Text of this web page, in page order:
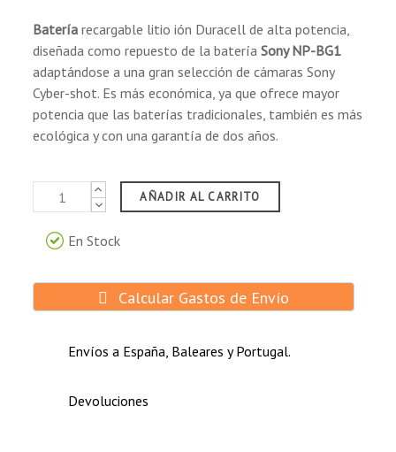
Batería recargable litio ión Duracell de alta potencia,
diseñada como repuesto de la bateríaSony NP-BG1
adaptándose a una gran selección de cámaras Sony
Cyber-shot. Es más económica, ya que ofrece mayor
potencia que las baterías tradicionales, también es más
ecológica y con una garantía de dos años.
AÑADIR AL CARRITO
En Stock
Calcular Gastos de Envío
Envíos a España, Baleares y Portugal.
Devoluciones